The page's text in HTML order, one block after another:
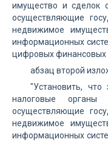
имущество и сделок
осуществляющие
недвижимое
информационных
цифровых финансовых
абзац второй
"Установить, что
налоговые органы
осуществляющие
недвижимое
информационных